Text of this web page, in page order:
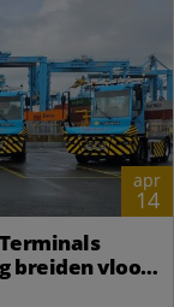
apr
14
breiden vloot
uit